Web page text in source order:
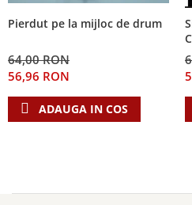
Pierdut pe la mijloc de drum
64,00 RON
56,96 RON
ADAUGA IN COS